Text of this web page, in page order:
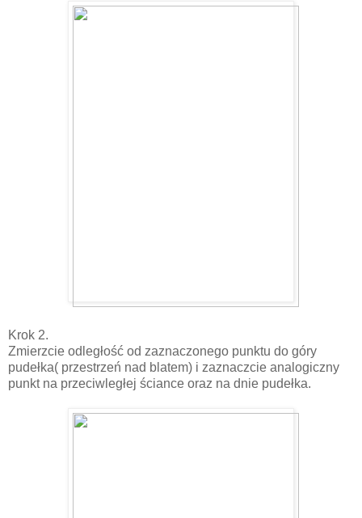
Krok 2.
Zmierzcie odległość od zaznaczonego punktu do góry
pudełka( przestrzeń nad blatem) i zaznaczcie analogiczny
punkt na przeciwległej ściance oraz na dnie pudełka.